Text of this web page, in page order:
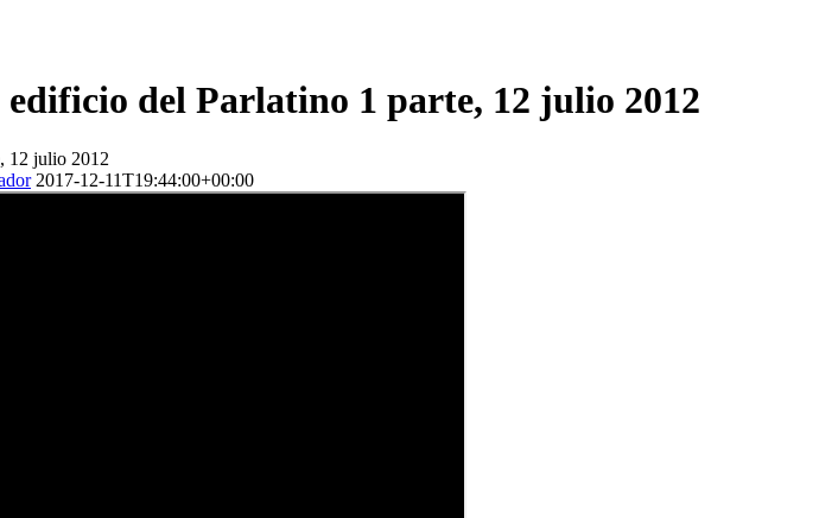
del Parlatino 1 parte, 12 julio 2012
12 julio 2012
2017-12-11T19:44:00+00:00